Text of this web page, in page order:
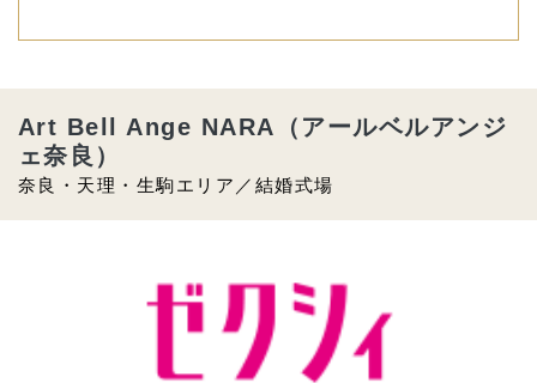
奈良・天理・生駒エリア／結婚式場
Art Bell Ange NARA（アールベルアンジ
ェ奈良）